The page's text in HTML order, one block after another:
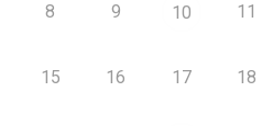
8 9 10 11
15 16 17 18